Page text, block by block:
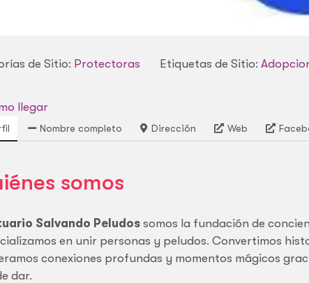
de Sitio: Protectoras Etiquetas de Sitio:
llegar
Nombre completo Dirección Web
somos
Salvando Peludos somos la fundación de
en unir personas y peludos. Convertimos
conexiones profundas y momentos mágicos
dar.